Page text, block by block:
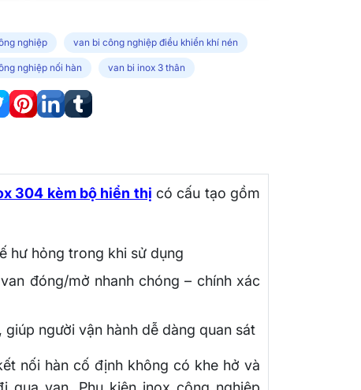
nghiệp van bi công nghiệp điều khiển khí nén
nghiệp nối hàn van bi inox 3 thân
304 kèm bộ hiển thị có cấu tạo gồm
hư hỏng trong khi sử dụng
đóng/mở nhanh chóng – chính xác
người vận hành dễ dàng quan sát
nối hàn cố định không có khe hở và